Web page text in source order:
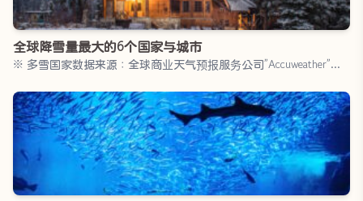
全球降雪量最大的6个国家与城市
※ 多雪国家数据来源：全球商业天气预报服务公司”Accuweather”…